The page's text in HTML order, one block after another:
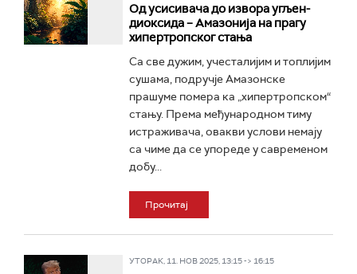
Од усисивача до извора угљен-
диоксида – Амазонија на прагу
хипертропског стања
Са све дужим, учесталијим и топлијим
сушама, подручје Амазонске
прашуме помера ка „хипертропском“
стању. Према међународном тиму
истраживача, овакви услови немају
са чиме да се упореде у савременом
добу...
Прочитај
УТОРАК, 11. НОВ 2025, 13:15 -> 16:15